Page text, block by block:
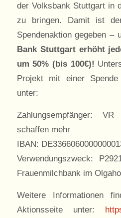
der Volksbank Stuttgart in
zu bringen. Damit ist
Spendenaktion gegeben –
Bank Stuttgart erhöht
um 50% (bis 100€)!
Projekt mit einer
unter:
Zahlungsempfänger:
schaffen mehr
IBAN:
Verwendungszweck:
Frauenmilchbank im
Weitere Informationen
Aktionsseite unter: